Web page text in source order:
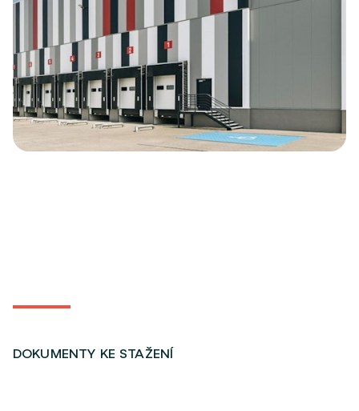
DOKUMENTY KE STAŽENÍ